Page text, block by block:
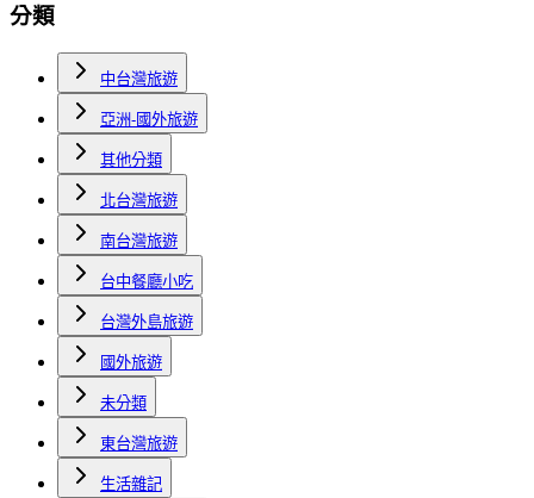
分類
中台灣旅遊
亞洲-國外旅遊
其他分類
北台灣旅遊
南台灣旅遊
台中餐廳小吃
台灣外島旅遊
國外旅遊
未分類
東台灣旅遊
生活雜記